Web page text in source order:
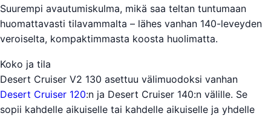
Suurempi avautumiskulma, mikä saa teltan tuntumaan
huomattavasti tilavammalta – lähes vanhan 140-leveyden
veroiselta, kompaktimmasta koosta huolimatta.
Koko ja tila
Desert Cruiser V2 130 asettuu välimuodoksi vanhan
Desert Cruiser 120:n ja Desert Cruiser 140:n välille. Se
sopii kahdelle aikuiselle tai kahdelle aikuiselle ja yhdelle